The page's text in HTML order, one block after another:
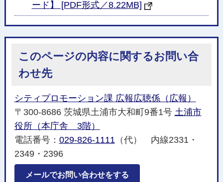
ード】 [PDF形式／8.22MB]
このページの内容に関するお問い合
わせ先
シティプロモーション課 広報広聴係（広報）
〒300-8686 茨城県土浦市大和町9番1号 土浦市
役所（本庁舎 3階）
電話番号： 029-826-1111（代） 内線2331・
2349・2396
メールでお問い合わせをする